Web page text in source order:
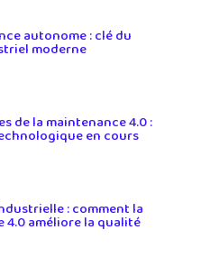
autonome : clé du
moderne
de la maintenance 4.0 :
en cours
: comment la
4.0 améliore la qualité